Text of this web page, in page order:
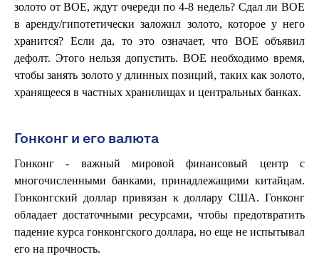
золото от BOE, ждут очереди по 4-8 недель? Сдал ли BOE
в аренду/гипотетически заложил золото, которое у него
хранится? Если да, то это означает, что BOE объявил
дефолт. Этого нельзя допустить. BOE необходимо время,
чтобы занять золото у длинных позиций, таких как золото,
хранящееся в частных хранилищах и центральных банках.
Гонконг и его валюта
Гонконг - важный мировой финансовый центр с
многочисленными банками, принадлежащими китайцам.
Гонконгский доллар привязан к доллару США. Гонконг
обладает достаточными ресурсами, чтобы предотвратить
падение курса гонконгского доллара, но еще не испытывал
его на прочность.